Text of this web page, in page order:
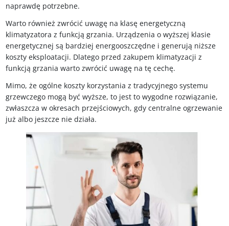
naprawdę potrzebne.
Warto również zwrócić uwagę na klasę energetyczną
klimatyzatora z funkcją grzania. Urządzenia o wyższej klasie
energetycznej są bardziej energooszczędne i generują niższe
koszty eksploatacji. Dlatego przed zakupem klimatyzacji z
funkcją grzania warto zwrócić uwagę na tę cechę.
Mimo, że ogólne koszty korzystania z tradycyjnego systemu
grzewczego mogą być wyższe, to jest to wygodne rozwiązanie,
zwłaszcza w okresach przejściowych, gdy centralne ogrzewanie
już albo jeszcze nie działa.